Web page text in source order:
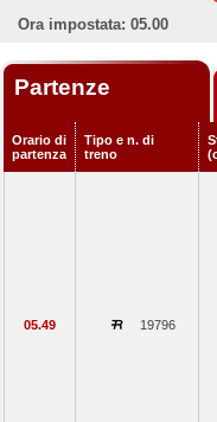
Ora impostata: 05.00
Partenze
Orario di
partenza
Tipo e n. di
treno
05.49 19796